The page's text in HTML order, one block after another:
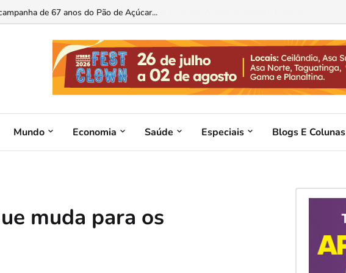
analisa a construção da liderança de Cristiano Araújo no Distrito Federal...
Mundo Economia Saúde Especiais Blogs E Colunas
muda para os